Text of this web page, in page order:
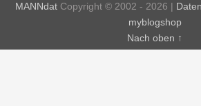
MANNdatCopyright © 2002 - 2026 |
myblogshop
Nach oben ↑